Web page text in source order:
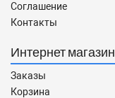
Соглашение
Контакты
Интернет магазин
Заказы
Корзина